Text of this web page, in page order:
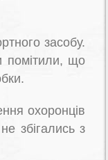
засобу.
помітили, що
охоронців
збігались з